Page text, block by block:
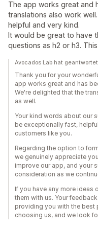
The app works great and
translations also work
helpful and very kind.
It would be great to have
questions as h2 or h3.
Avocados Lab hat
Thank you for your
app works great and has
We're delighted that the
as well.
Your kind words about our
be exceptionally fast,
customers like you.
Regarding the option to
we genuinely appreciate
improve our app, and your
consideration as we
If you have any more ideas
them with us. Your
providing you with the best
choosing us, and we look